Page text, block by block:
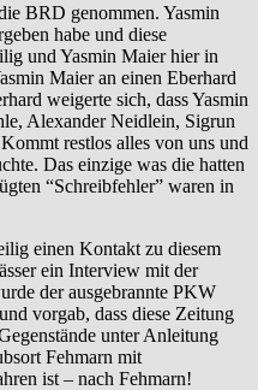
BRD genommen. Yasmin
habe und diese
und Yasmin Maier hier in
Maier an einen Eberhard
weigerte sich, dass Yasmin
Alexander Neidlein, Sigrun
restlos alles von uns und
Das einzige was die hatten
“Schreibfehler” waren in
einen Kontakt zu diesem
ein Interview mit der
der ausgebrannte PKW
vorgab, dass diese Zeitung
unter Anleitung
Fehmarn mit
ist – nach Fehmarn!